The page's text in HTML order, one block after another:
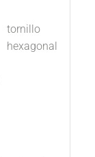
tornillo
hexagonal